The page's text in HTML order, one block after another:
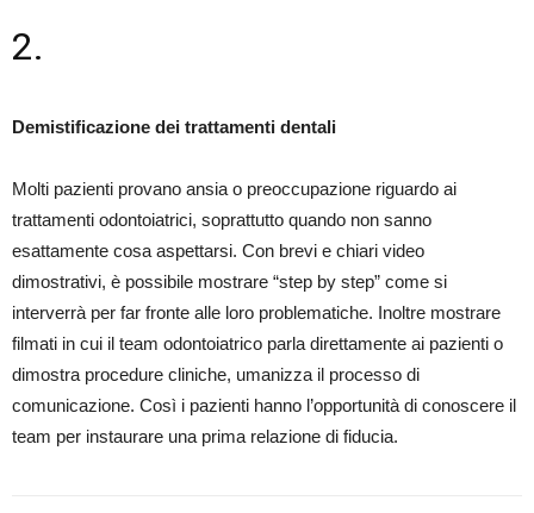
2.
Demistificazione dei trattamenti dentali
Molti pazienti provano ansia o preoccupazione riguardo ai
trattamenti odontoiatrici, soprattutto quando non sanno
esattamente cosa aspettarsi. Con brevi e chiari video
dimostrativi, è possibile mostrare “step by step” come si
interverrà per far fronte alle loro problematiche. Inoltre mostrare
filmati in cui il team odontoiatrico parla direttamente ai pazienti o
dimostra procedure cliniche, umanizza il processo di
comunicazione. Così i pazienti hanno l’opportunità di conoscere il
team per instaurare una prima relazione di fiducia.